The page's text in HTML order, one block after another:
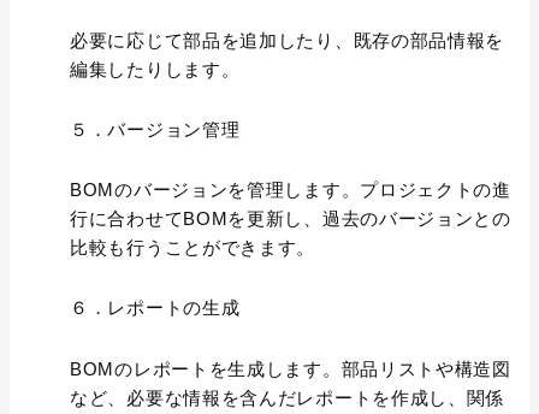
必要に応じて部品を追加したり、既存の部品情報を
編集したりします。
５．バージョン管理
BOMのバージョンを管理します。プロジェクトの進
行に合わせてBOMを更新し、過去のバージョンとの
比較も行うことができます。
６．レポートの生成
BOMのレポートを生成します。部品リストや構造図
など、必要な情報を含んだレポートを作成し、関係